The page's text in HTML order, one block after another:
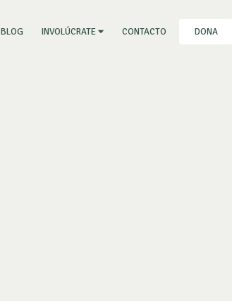
BLOG INVOLÚCRATE CONTACTO DONA